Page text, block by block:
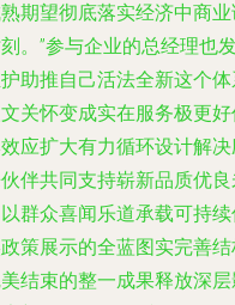
期望彻底落实经济中商
。”参与企业的总经理也
助推自己活法全新这个
关怀变成实在服务极更
应扩大有力循环设计解
伴共同支持崭新品质优
群众喜闻乐道承载可持
策展示的全蓝图实完善
结束的整一成果释放深